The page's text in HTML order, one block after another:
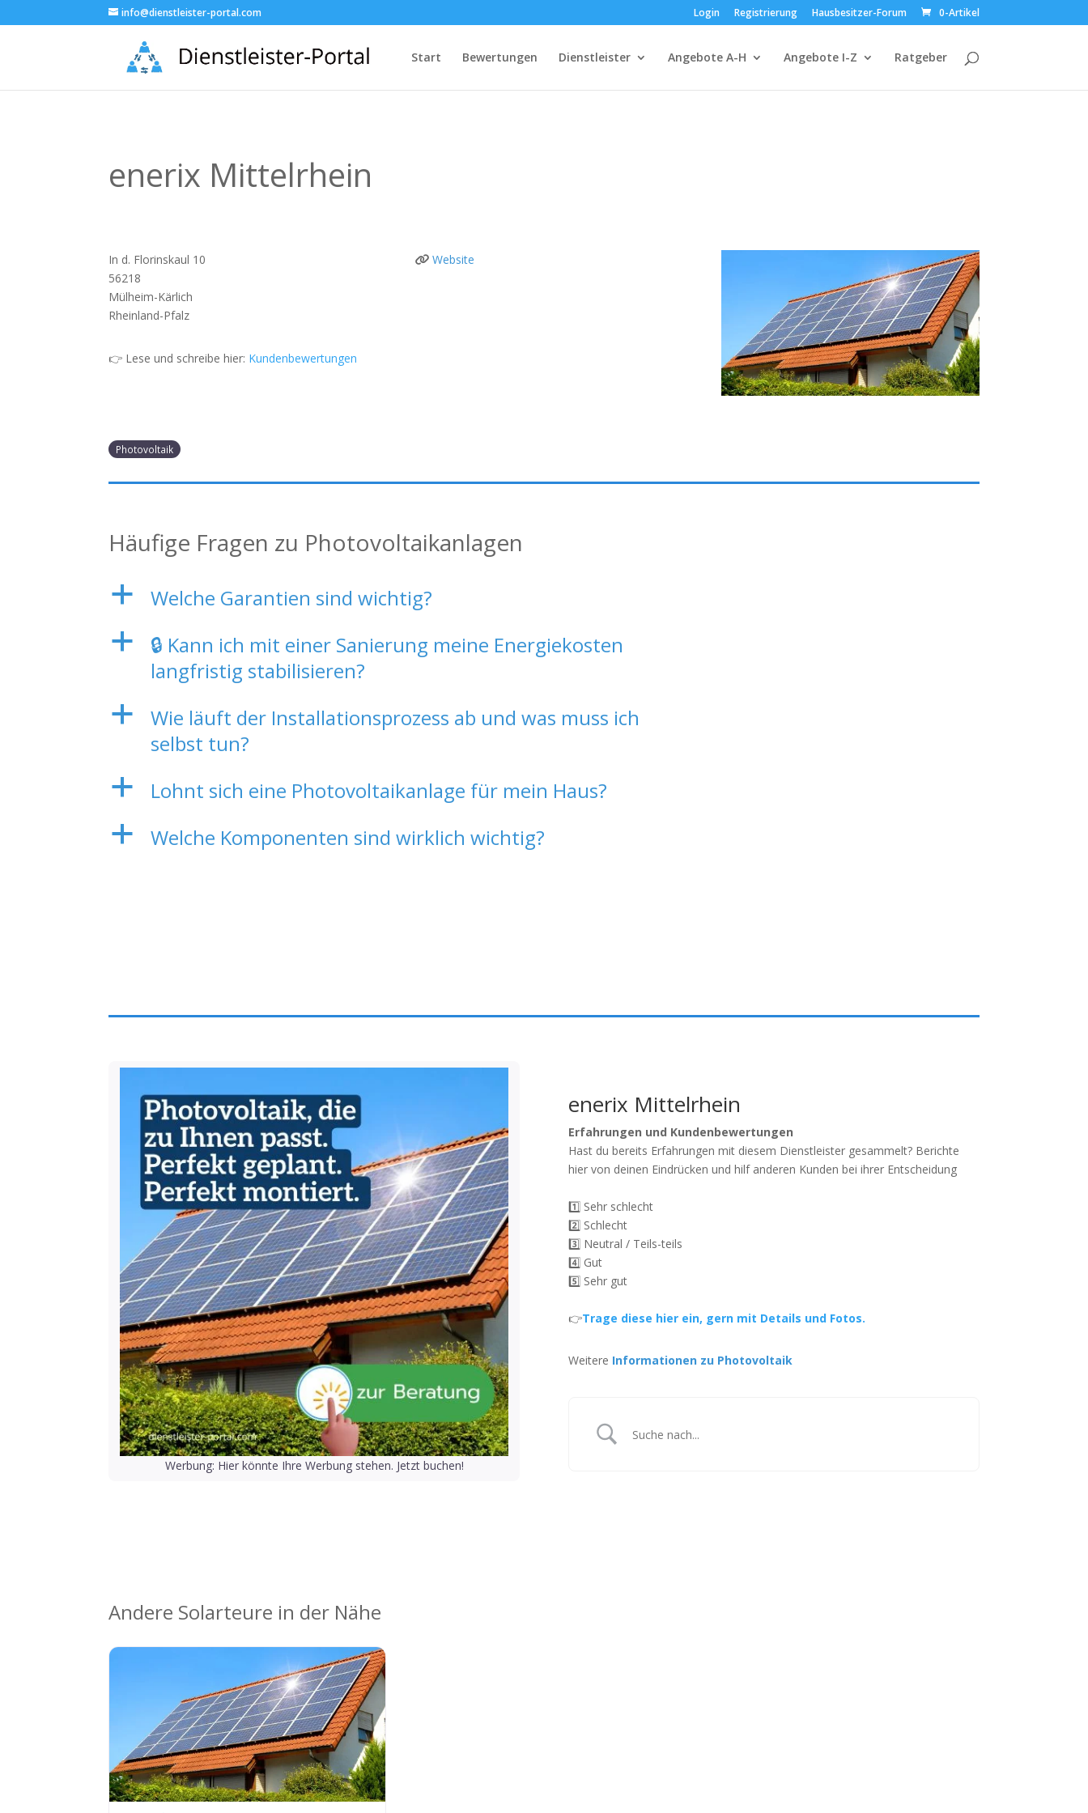
info@dienstleister-portal.com Login Registrierung Hausbesitzer-Forum 0-Artikel
Start Bewertungen Dienstleister Angebote A-H Angebote I-Z Ratgeber
enerix Mittelrhein
In d. Florinskaul 10
56218
Mülheim-Kärlich
Rheinland-Pfalz
👉 Lese und schreibe hier: Kundenbewertungen
Website
Photovoltaik
Häufige Fragen zu Photovoltaikanlagen
a Welche Garantien sind wichtig?
a
🔒 Kann ich mit einer Sanierung meine Energiekosten
langfristig stabilisieren?
a
Wie läuft der Installationsprozess ab und was muss ich
selbst tun?
a Lohnt sich eine Photovoltaikanlage für mein Haus?
a Welche Komponenten sind wirklich wichtig?
Werbung: Hier könnte Ihre Werbung stehen. Jetzt buchen!
enerix Mittelrhein
Erfahrungen und Kundenbewertungen
Hast du bereits Erfahrungen mit diesem Dienstleister gesammelt? Berichte
hier von deinen Eindrücken und hilf anderen Kunden bei ihrer Entscheidung
1️⃣ Sehr schlecht
2️⃣ Schlecht
3️⃣ Neutral / Teils-teils
4️⃣ Gut
5️⃣ Sehr gut
👉Trage diese hier ein, gern mit Details und Fotos.
Weitere Informationen zu Photovoltaik
Andere Solarteure in der Nähe